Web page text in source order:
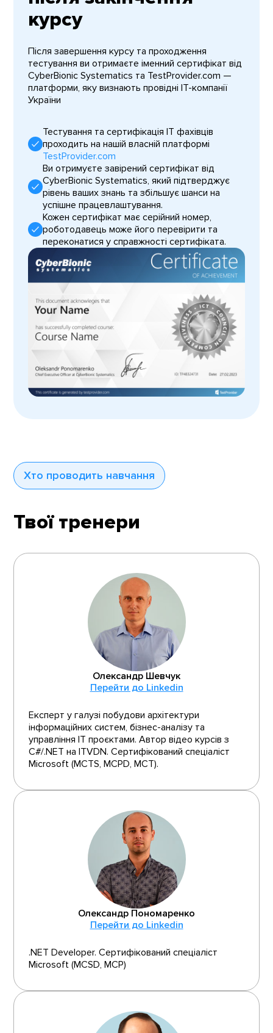
курсу
Після завершення курсу та проходження
тестування ви отримаєте іменний сертифікат від
CyberBionic Systematics та TestProvider.com —
платформи, яку визнають провідні IT-компанії
України
Тестування та сертифікація ІТ фахівців
проходить на нашій власній платформі
TestProvider.com
Ви отримуєте завірений сертифікат від
CyberBionic Systematics, який підтверджує
рівень ваших знань та збільшує шанси на
успішне працевлаштування.
Кожен сертифікат має серійний номер,
роботодавець може його перевірити та
переконатися у справжності сертифіката.
Хто проводить навчання
Твої тренери
Олександр Шевчук
Перейти до Linkedin
Експерт у галузі побудови архітектури
інформаційних систем, бізнес-аналізу та
управління IT проєктами. Автор відео курсів з
C#/.NET на ITVDN. Сертифікований спеціаліст
Microsoft (MCTS, MCPD, MCT).
Олександр Пономаренко
Перейти до Linkedin
.NET Developer. Сертифікований спеціаліст
Microsoft (MCSD, MCP)